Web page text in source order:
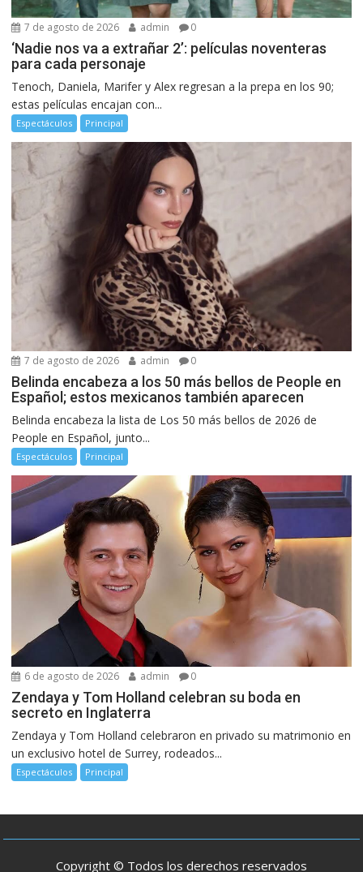
7 de agosto de 2026 admin 0
‘Nadie nos va a extrañar 2’: películas noventeras
para cada personaje
Tenoch, Daniela, Marifer y Alex regresan a la prepa en los 90;
estas películas encajan con...
Espectáculos Principal
7 de agosto de 2026 admin 0
Belinda encabeza a los 50 más bellos de People en
Español; estos mexicanos también aparecen
Belinda encabeza la lista de Los 50 más bellos de 2026 de
People en Español, junto...
Espectáculos Principal
6 de agosto de 2026 admin 0
Zendaya y Tom Holland celebran su boda en
secreto en Inglaterra
Zendaya y Tom Holland celebraron en privado su matrimonio en
un exclusivo hotel de Surrey, rodeados...
Espectáculos Principal
Copyright © Todos los derechos reservados